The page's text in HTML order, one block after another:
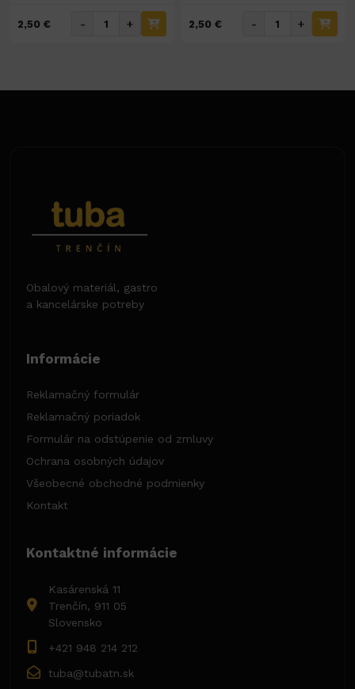
2,50 € - + 2,50 € - +
Obalový materiál, gastro
a kancelárske potreby
Informácie
Reklamačný formulár
Reklamačný poriadok
Formulár na odstúpenie od zmluvy
Ochrana osobných údajov
Všeobecné obchodné podmienky
Kontakt
Kontaktné informácie
Kasárenská 11
Trenčín, 911 05
Slovensko
+421 948 214 212
tuba@tubatn.sk